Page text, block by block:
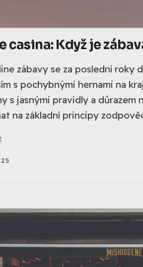
casina: Když je
zábavy se za poslední roky
s pochybnými hernami na
s jasnými pravidly a důrazem
na základní principy